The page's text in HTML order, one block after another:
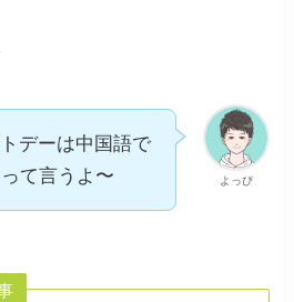
よっぴ
デーは中国語で
って言うよ〜